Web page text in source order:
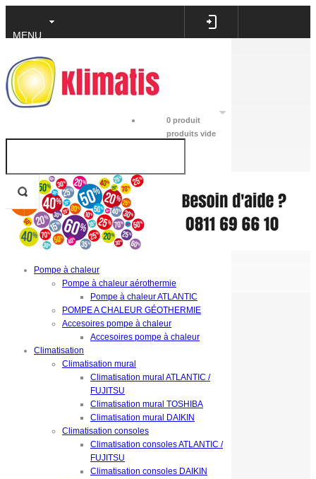
MENU
0 produit
produits vide
Pompe à chaleur
Pompe à chaleur aérothermie
Pompe à chaleur ATLANTIC
POMPE A CHALEUR GÉOTHERMIE
Accesoires pompe à chaleur
Accesoires pompe à chaleur
Climatisation
Climatisation mural
Climatisation mural ATLANTIC /
FUJITSU
Climatisation mural TOSHIBA
Climatisation mural DAIKIN
Climatisation consoles
Climatisation consoles ATLANTIC /
FUJITSU
Climatisation consoles DAIKIN